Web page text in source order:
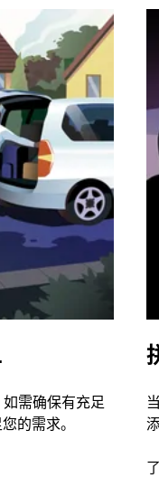
需确保有充足
的需求。